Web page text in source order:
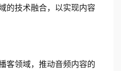
的技术融合，以实现内容
客领域，推动音频内容的